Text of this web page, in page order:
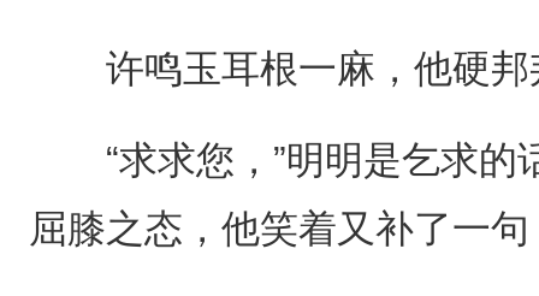
许鸣玉耳根一麻，他硬邦
“求求您，”明明是乞求的
屈膝之态，他笑着又补了一句